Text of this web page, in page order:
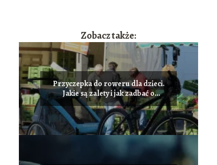
Zobacz także:
Przyczepka do roweru dla dzieci.
Jakie są zalety i jak zadbać o
bezpieczeństwo przewożąc
dziecko?